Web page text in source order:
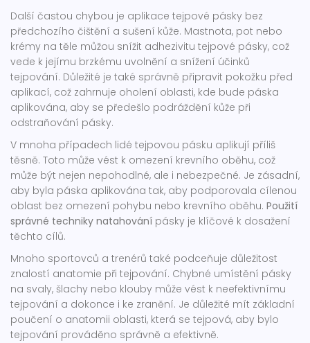
Další častou chybou je aplikace tejpové pásky bez
předchozího čištění a sušení kůže. Mastnota, pot nebo
krémy na těle můžou snížit adhezivitu tejpové pásky, což
vede k jejímu brzkému uvolnění a snížení účinků
tejpování. Důležité je také správně připravit pokožku před
aplikací, což zahrnuje oholení oblasti, kde bude páska
aplikována, aby se předešlo podráždění kůže při
odstraňování pásky.
V mnoha případech lidé tejpovou pásku aplikují příliš
těsně. Toto může vést k omezení krevního oběhu, což
může být nejen nepohodlné, ale i nebezpečné. Je zásadní,
aby byla páska aplikována tak, aby podporovala cílenou
oblast bez omezení pohybu nebo krevního oběhu. Použití
správné techniky natahování pásky je klíčové k dosažení
těchto cílů.
Mnoho sportovců a trenérů také podceňuje důležitost
znalostí anatomie při tejpování. Chybné umístění pásky
na svaly, šlachy nebo klouby může vést k neefektivnímu
tejpování a dokonce i ke zranění. Je důležité mít základní
poučení o anatomii oblasti, která se tejpová, aby bylo
tejpování prováděno správně a efektivně.